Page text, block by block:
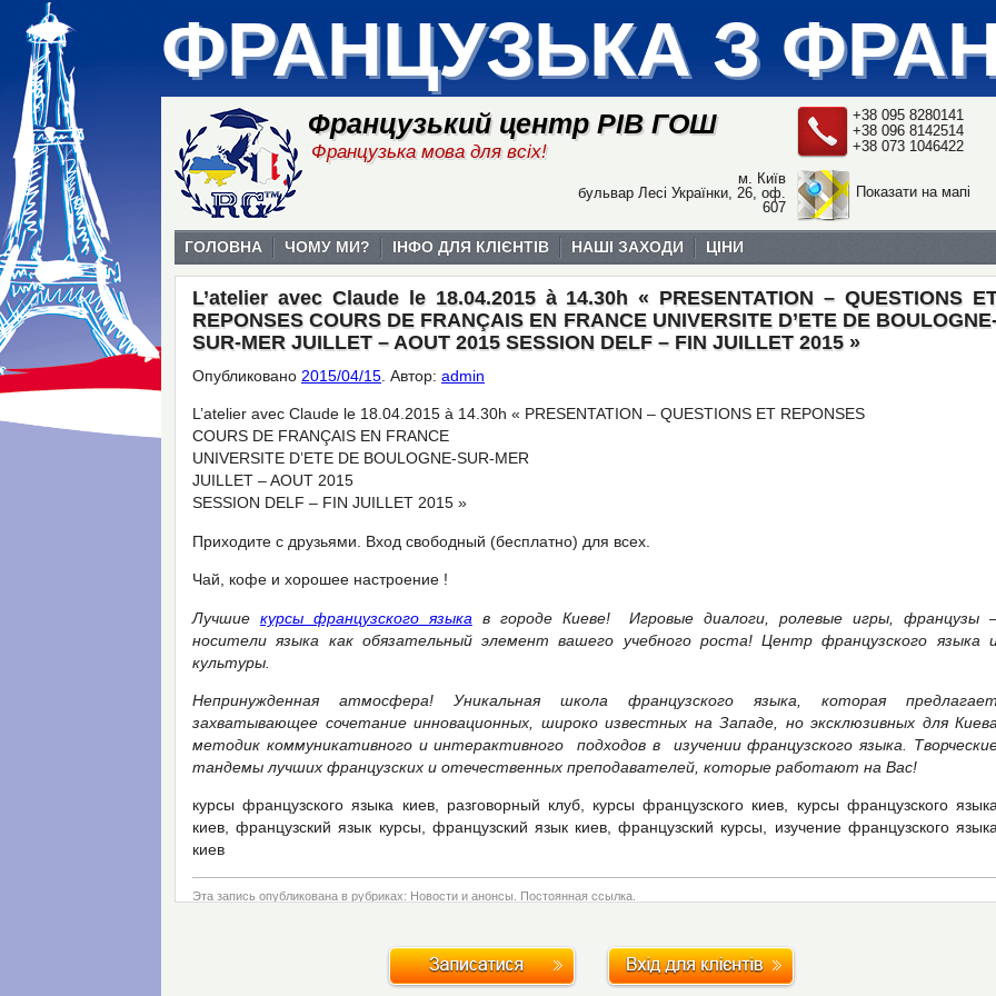
ФРАНЦУЗЬКА З
Французький центр РІВ ГОШ
Французька мова для всіх!
+38 095 8280141
+38 096 8142514
+38 073 1046422
Показати на мапі
м. Київ
бульвар Лесі Українки, 26, оф.
607
ГОЛОВНА ЧОМУ МИ? ІНФО ДЛЯ КЛІЄНТІВ НАШІ ЗАХОДИ ЦІНИ
L’atelier avec Claude le 18.04.2015 à 14.30h « PRESENTATION – QUESTIONS
REPONSES COURS DE FRANÇAIS EN FRANCE UNIVERSITE D’ETE DE
SUR-MER JUILLET – AOUT 2015 SESSION DELF – FIN JUILLET 2015 »
Опубликовано 2015/04/15 Автор: admin
L’atelier avec Claude le 18.04.2015 à 14.30h « PRESENTATION – QUESTIONS ET REPONSES
COURS DE FRANÇAIS EN FRANCE
UNIVERSITE D’ETE DE BOULOGNE-SUR-MER
JUILLET – AOUT 2015
SESSION DELF – FIN JUILLET 2015 »
Приходите с друзьями. Вход свободный (бесплатно) для всех.
Чай, кофе и хорошее настроение !
Лучшие курсы французского языка в городе Киеве! Игровые диалоги, ролевые игры, французы
носители языка как обязательный элемент вашего учебного роста! Центр французского языка
культуры.
Непринужденная атмосфера! Уникальная школа французского языка, которая предлагает
захватывающее сочетание инновационных, широко известных на Западе, но эксклюзивных для Киева
методик коммуникативного и интерактивного подходов в изучении французского языка.
тандемы лучших французских и отечественных преподавателей, которые работают на Вас!
курсы французского языка киев, разговорный клуб, курсы французского киев, курсы французского
киев, французский язык курсы, французский язык киев, французский курсы, изучение французского
киев
Эта запись опубликована в рубриках: Новости и анонсы Постоянная ссылка